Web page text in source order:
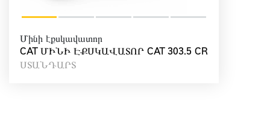
Մինի էքսկավատոր
CAT ՄԻՆԻ ԷՔՍԿԱՎԱՏՈՐ CAT 303.5 CR
ՍՏԱՆԴԱՐՏ